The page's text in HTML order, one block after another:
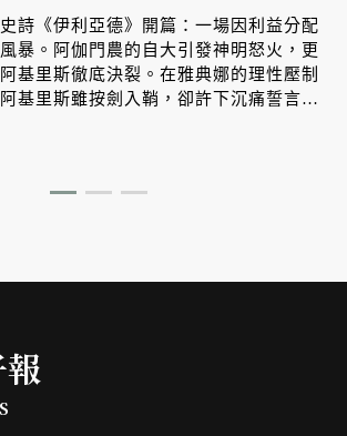
詩《伊利亞德》開篇：一場因利益分配
暴。阿伽門農的自大引發神明怒火，更
基里斯徹底決裂。在雅典娜的理性壓制
基里斯雖按劍入鞘，卻許下沉痛誓言，